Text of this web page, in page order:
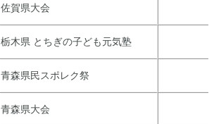
佐賀県大会
栃木県 とちぎの子ども元気塾
青森県民スポレク祭
青森県大会